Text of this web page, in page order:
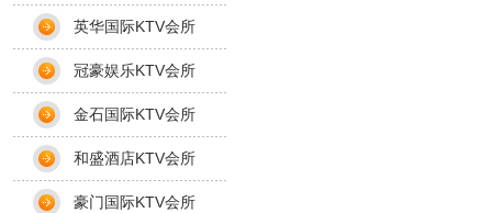
英华国际KTV会所
冠豪娱乐KTV会所
金石国际KTV会所
和盛酒店KTV会所
豪门国际KTV会所